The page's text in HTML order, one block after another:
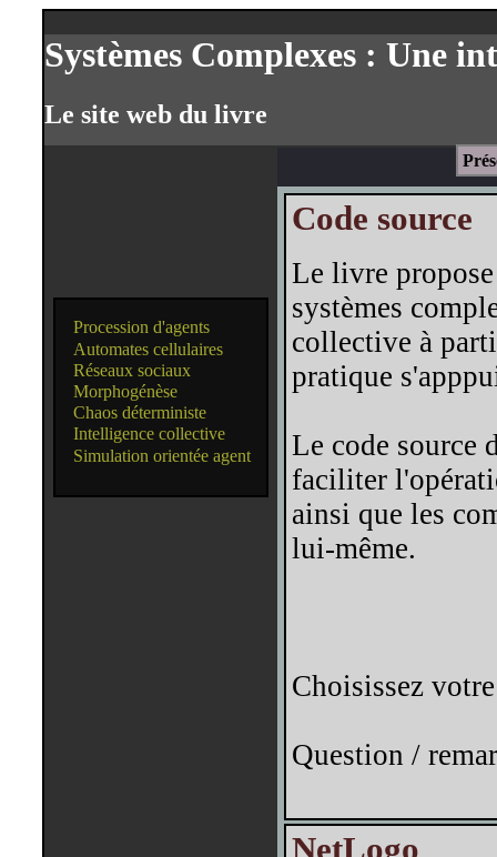
Systèmes Complexes : Une
Le site web du livre
Procession d'agents
Automates cellulaires
Réseaux sociaux
Morphogénèse
Chaos déterministe
Intelligence collective
Simulation orientée agent
Code source
Le livre
systèmes
collective à
pratique
Le code source
faciliter
ainsi que les
lui-même.
Choisissez
Question /
NetLogo